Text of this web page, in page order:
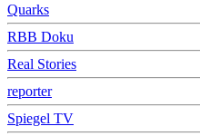
Quarks
RBB Doku
Real Stories
reporter
Spiegel TV